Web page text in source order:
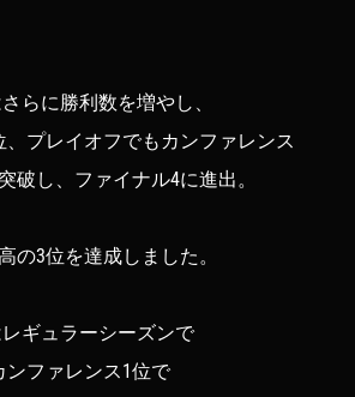
らに勝利数を増やし、
、プレイオフでもカンファレンス
破し、ファイナル4に進出。
の3位を達成しました。
ギュラーシーズンで
ンファレンス1位で